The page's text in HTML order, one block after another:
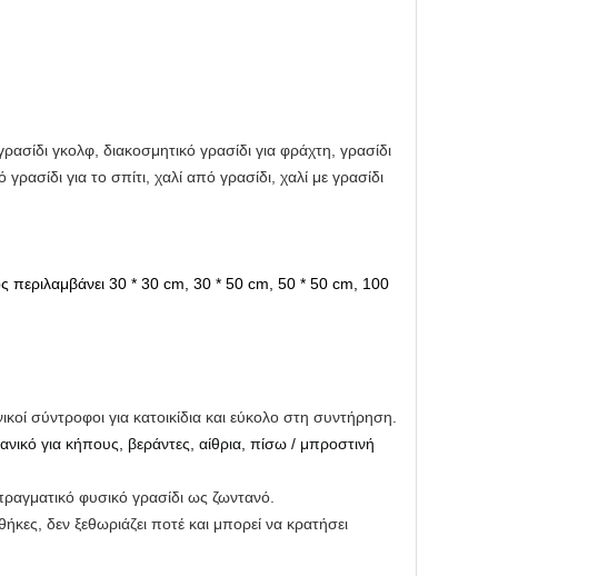
γκολφ, διακοσμητικό γρασίδι για φράχτη, γρασίδι
για το σπίτι, χαλί από γρασίδι, χαλί με γρασίδι
περιλαμβάνει 30 * 30 cm, 30 * 50 cm, 50 * 50 cm, 100
σύντροφοι για κατοικίδια και εύκολο στη συντήρηση.
για κήπους, βεράντες, αίθρια, πίσω / μπροστινή
φυσικό γρασίδι ως ζωντανό.
δεν ξεθωριάζει ποτέ και μπορεί να κρατήσει